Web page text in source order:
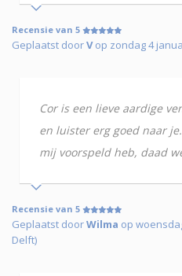
Recensie van 5
Geplaatst doorVop zondag 4
Cor is een lieve aardige
en luister erg goed naar
mij voorspeld heb, daad
Recensie van 5
Geplaatst doorWilma op
Delft)